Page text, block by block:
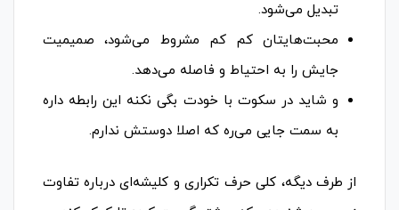
تبدیل می‌شود.
محبت‌هایتان کم کم مشروط می‌شود، صمیمیت
جایش را به احتیاط و فاصله می‌دهد.
و شاید در سکوت با خودت بگی نکنه این رابطه داره
به سمت جایی می‌ره که اصلا دوستش ندارم.
از طرف دیگه، کلی حرف تکراری و کلیشه‌ای درباره تفاوت